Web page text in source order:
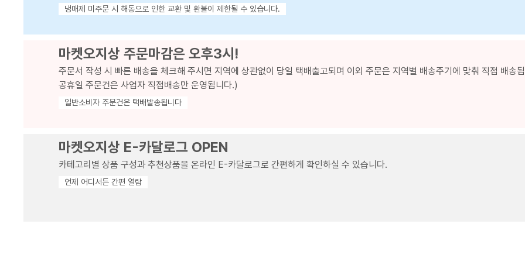
냉매제 미주문 시 해동으로 인한 교환 및 환불이 제한될 수 있습니다.
마켓오지상 주문마감은 오후3시!
주문서 작성 시 빠른 배송을 체크해 주시면 지역에 상관없이 당일 택배출고되며 이외 주문은 지역별 배송주기에 맞춰 직접 배송
공휴일 주문건은 사업자 직접배송만 운영됩니다.)
일반소비자 주문건은 택배발송됩니다
마켓오지상 E-카달로그 OPEN
카테고리별 상품 구성과 추천상품을 온라인 E-카달로그로 간편하게 확인하실 수 있습니다.
언제 어디서든 간편 열람